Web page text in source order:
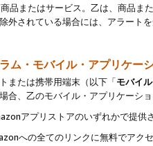
品またはサービス。乙は、商品ま
外されている場合には、アラート
ム・モバイル・アプリケー
または携帯用端末（以下「モバイ
合、乙のモバイル・アプリケーシ
アプリストアのいずれかで提供
への全てのリンクに無料でアク